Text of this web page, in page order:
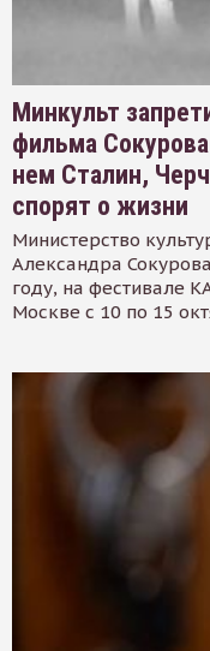
Минкульт
фильма
нем Сталин,
спорят о жизни
Министерство
Александра
году, на фестивале
Москве с 10 по 15